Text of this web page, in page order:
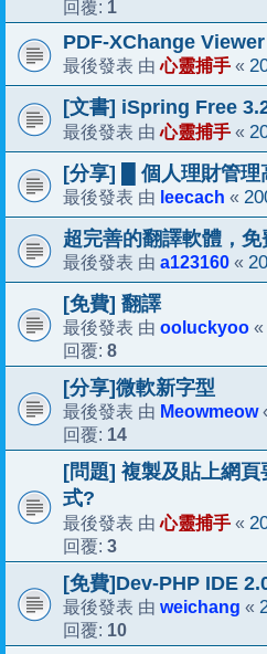
回覆: 1
PDF-XChange Viewer
最後發表 由心靈捕手 «
[文書] iSpring Free
最後發表 由心靈捕手 «
[分享] █ 個人理財管理
最後發表 由 leecach «
超完善的翻譯軟體，免
最後發表 由 a123160 «
[免費] 翻譯
最後發表 由 ooluckyoo «
回覆: 8
[分享]微軟新字型
最後發表 由 Meowmeow
回覆: 14
[問題] 複製及貼上網
式?
最後發表 由心靈捕手 «
回覆: 3
[免費]Dev-PHP IDE
最後發表 由 weichang «
回覆: 10